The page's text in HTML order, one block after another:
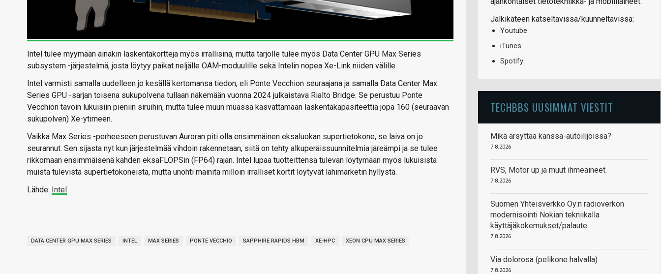
Intel tulee myymään ainakin laskentakortteja myös irrallisina, mutta tarjolle tulee myös Data Center GPU Max Series
subsystem -järjestelmä, josta löytyy paikat neljälle OAM-moduulille sekä Intelin nopea Xe-Link niiden välille.
Intel varmisti samalla uudelleen jo kesällä kertomansa tiedon, eli Ponte Vecchion seuraajana ja samalla Data Center Max
Series GPU -sarjan toisena sukupolvena tullaan näkemään vuonna 2024 julkaistava Rialto Bridge. Se perustuu Ponte
Vecchion tavoin lukuisiin pieniin siruihin, mutta tulee muun muassa kasvattamaan laskentakapasiteettia jopa 160 (seuraavan
sukupolven) Xe-ytimeen.
Vaikka Max Series -perheeseen perustuvan Auroran piti olla ensimmäinen eksaluokan supertietokone, se laiva on jo
seurannut. Sen sijasta nyt kun järjestelmää vihdoin rakennetaan, siitä on tehty alkuperäissuunnitelmia järeämpi ja se tulee
rikkomaan ensimmäisenä kahden eksaFLOPSin (FP64) rajan. Intel lupaa tuotteittensa tulevan löytymään myös lukuisista
muista tulevista supertietokoneista, mutta unohti mainita milloin irralliset kortit löytyvät lähimarketin hyllystä.
Lähde: Intel
DATA CENTER GPU MAX SERIES INTEL MAX SERIES PONTE VECCHIO SAPPHIRE RAPIDS HBM XE-HPC XEON CPU MAX SERIES
Jälkikäteen katseltavissa/kuunneltavissa:
Youtube
iTunes
Spotify
TECHBBS UUSIMMAT VIESTIT
Mikä ärsyttää kanssa-autoilijoissa?
7.8.2026
RVS, Motor up ja muut ihmeaineet.
7.8.2026
Suomen Yhteisverkko Oy:n radioverkon
modernisointi Nokian tekniikalla
käyttäjäkokemukset/palaute
7.8.2026
Via dolorosa (pelikone halvalla)
7.8.2026